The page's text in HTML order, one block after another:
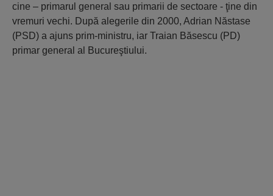
cine – primarul general sau primarii de sectoare - ţine din
vremuri vechi. După alegerile din 2000, Adrian Năstase
(PSD) a ajuns prim-ministru, iar Traian Băsescu (PD)
primar general al Bucureştiului.